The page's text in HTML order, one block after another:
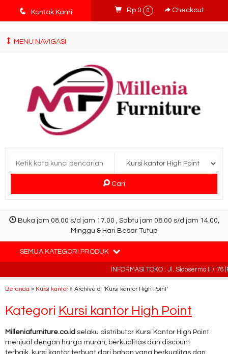
tv3ISbyqwvMDypa7aIfj2FUlPKawe7X5fX5v6wsT4Ns
q Kontak Kami Rp 0 0 Checkout
MENU NAVIGASI
Cari
Buka jam 08.00 s/d jam 17.00 , Sabtu jam 08.00 s/d jam 14.00,
Minggu & Hari Besar Tutup
SEMUA KATEGORI PRODUK
INFORMASI TOKO : Jl. Sidosermo II / 76
Beranda » Kursi kantor» Archive of 'Kursi kantor High Point'
Kategori Kursi kantor High Point
Milleniafurniture.co.id selaku distributor Kursi Kantor High Point
menjual dengan harga murah, berkualitas dan discount
terbaik, kursi kantor terbuat dari bahan yang berkualitas dan